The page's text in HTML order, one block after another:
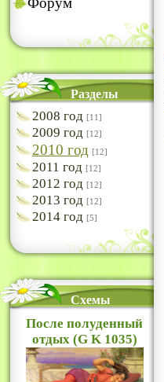
Разделы
2008 год [11]
2009 год [12]
2010 год [12]
2011 год [12]
2012 год [12]
2013 год [12]
2014 год [5]
Схемы
После полуденный
отдых (G K 1035)